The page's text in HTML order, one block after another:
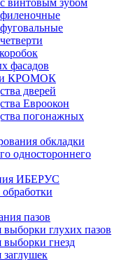
винтовым зубом
фасадов
КРОМОК
дверей
Евроокон
погонажных
обкладки
одностороннего
ИБЕРУС
пазов
глухих пазов
гнезд